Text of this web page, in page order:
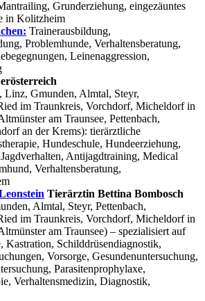
Grunderziehung, eingezäuntes
in Kolitzheim
Trainerausbildung,
Problemhunde, Verhaltensberatung,
Leinenaggression,
Linz, Gmunden, Almtal, Steyr,
im Traunkreis, Vorchdorf, Micheldorf in
am Traunsee, Pettenbach,
an der Krems): tierärztliche
Hundeschule, Hundeerziehung,
Antijagdtraining, Medical
Verhaltensberatung,
Tierärztin Bettina Bombosch
Almtal, Steyr, Pettenbach,
im Traunkreis, Vorchdorf, Micheldorf in
am Traunsee) – spezialisiert auf
Kastration, Schilddrüsendiagnostik,
Vorsorge, Gesundenuntersuchung,
Parasitenprophylaxe,
Verhaltensmedizin, Diagnostik,